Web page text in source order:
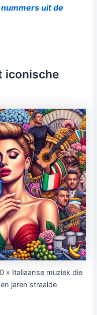
uit de
iconische
» Italiaanse muziek die
jaren straalde